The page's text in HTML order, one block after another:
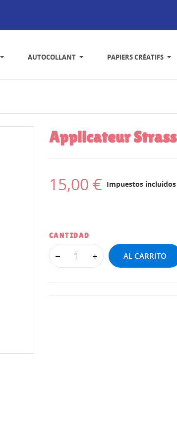
AUTOCOLLANT PAPIERS CRÉATIFS
Applicateur Strass
15,00 € Impuestos incluidos
CANTIDAD
AL CARRITO